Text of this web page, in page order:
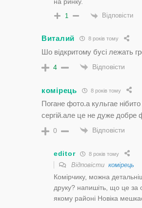
на ринку.
1 Відповісти
Виталий 8 років тому
Шо відкритому бусі лежать
4 Відповісти
комірець 8 років тому
Погане фото.а кульгае
сергій.але це не дуже добре
0 Відповісти
editor 8 років тому
Відповісти комірець
Комірчику, можна
друку? напишіть, що це за
якому районі Новіка